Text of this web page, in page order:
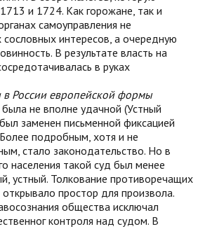
и 1724. Как горожане, так и
самоуправления не
сословных интересов, а очередную
В результате власть на
в руках
в России европейской формы
была не вполне удачной (Устный
заменен письменной фиксацией
подробным, хотя и не
стало законодательство. Но в
населения такой суд был менее
устный. Толкование противоречащих
открывало простор для произвола.
общества исключал
контроля над судом. В